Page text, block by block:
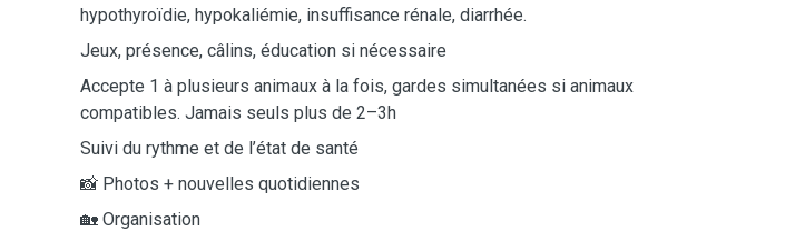
hypothyroïdie, hypokaliémie, insuffisance rénale, diarrhée.
Jeux, présence, câlins, éducation si nécessaire
Accepte 1 à plusieurs animaux à la fois, gardes simultanées si animaux
compatibles. Jamais seuls plus de 2–3h
Suivi du rythme et de l’état de santé
📸 Photos + nouvelles quotidiennes
🏡 Organisation